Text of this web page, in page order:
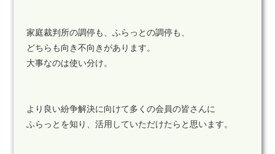
家庭裁判所の調停も、ふらっとの調停も、
どちらも向き不向きがあります。
大事なのは使い分け。
より良い紛争解決に向けて多くの会員の皆さんに
ふらっとを知り、活用していただけたらと思います。